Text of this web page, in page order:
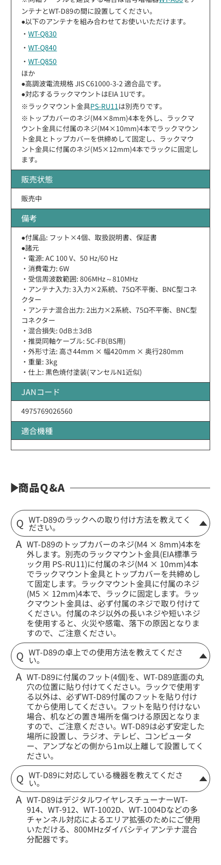
ンテナとWT-D89の間に設置してください。
●以下のアンテナを組み合わせてお使いいただけます。
・WT-Q830
・WT-Q840
・WT-Q850
ほか
●高調波電流規格 JIS C61000-3-2 適合品です。
●対応するラックマウントはEIA 1Uです。
※ラックマウント金具PS-RU11 は別売りです。
※トップカバーのネジ(M4×8mm)4本を外し、ラックマ
ウント金具に付属のネジ(M4×10mm)4本でラックマウン
ト金具とトップカバーを供締めして固定し、ラックマウ
ント金具に付属のネジ(M5×12mm)4本でラックに固定し
ます。
販売状態
販売中
備考
●付属品: フット×4個、取扱説明書、保証書
●諸元
・電源: AC 100 V、50 Hz/60 Hz
・消費電力: 6W
・受信周波数範囲: 806MHz～810MHz
・アンテナ入力: 3入力×2系統、75Ω不平衡、BNC型コネ
クター
・アンテナ混合出力: 2出力×2系統、75Ω不平衡、BNC型
コネクター
・混合損失: 0dB±3dB
・推奨同軸ケーブル: 5C-FB(BS用)
・外形寸法: 高さ44mm × 幅420mm × 奥行280mm
・重量: 3kg
・仕上: 黒色焼付塗装(マンセルN1近似)
JANコード
4975769026560
適合機種
商品Q&A
WT-D89のラックへの取り付け方法を教えてく
ださい。
WT-D89のトップカバーのネジ(M4 × 8mm)4本を
外します。別売のラックマウント金具(EIA標準ラ
ック用 PS-RU11)に付属のネジ(M4 × 10mm)4本
でラックマウント金具とトップカバーを共締めし
て固定します。ラックマウント金具に付属のネジ
(M5 × 12mm)4本で、ラックに固定します。ラッ
クマウント金具は、必ず付属のネジで取り付けて
ください。付属のネジ以外の長いネジや短いネジ
を使用すると、火災や感電、落下の原因となりま
すので、ご注意ください。
WT-D89の卓上での使用方法を教えてくださ
い。
WT-D89に付属のフット(4個)を、WT-D89底面の丸
穴の位置に貼り付けてください。ラックで使用す
る以外は、必ずWT-D89付属のフットを貼り付け
てから使用してください。フットを貼り付けない
場合、机などの置き場所を傷つける原因となりま
すので、ご注意ください。WT-D89は必ず安定した
場所に設置し、ラジオ、テレビ、コンピュータ
ー、アンプなどの側から1m以上離して設置してく
ださい。
WT-D89に対応している機器を教えてくださ
い。
WT-D89はデジタルワイヤレスチューナーWT-
914、WT-912、WT-1002D、WT-1004Dなどの多
チャンネル対応によるエリア拡張のためにご使用
いただける、800MHzダイバシティアンテナ混合
分配器です。